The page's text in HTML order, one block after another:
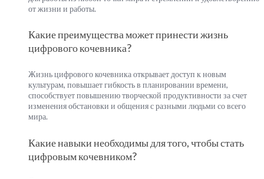
от жизни и работы.
Какие преимущества может принести жизнь
цифрового кочевника?
Жизнь цифрового кочевника открывает доступ к новым
культурам, повышает гибкость в планировании времени,
способствует повышению творческой продуктивности за счет
изменения обстановки и общения с разными людьми со всего
мира.
Какие навыки необходимы для того, чтобы стать
цифровым кочевником?